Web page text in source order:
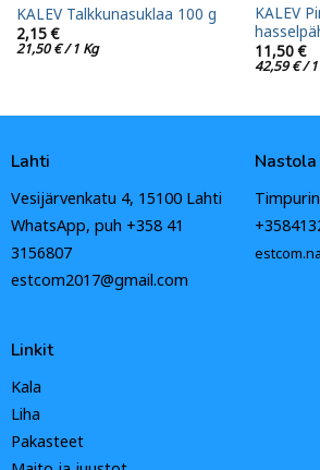
KALEV Talkkunasuklaa 100 g
2,15€
21,50€/ 1 Kg
KALEV
11,50€
42,59€/ 1
Lahti
Vesijärvenkatu 4, 15100 Lahti
WhatsApp, puh +358 41
3156807
estcom2017@gmail.com
Nastola
Linkit
Kala
Liha
Pakasteet